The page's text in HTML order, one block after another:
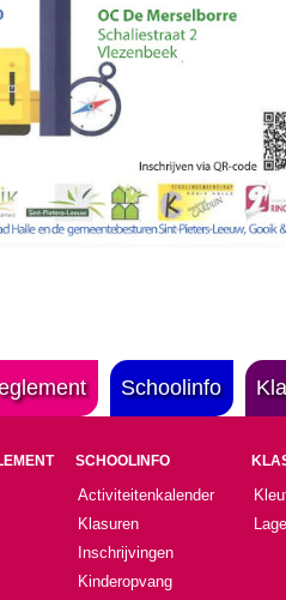
Schoolinfo
SCHOOLINFO
Activiteitenkalender
Klasuren
Inschrijvingen
Kinderopvang